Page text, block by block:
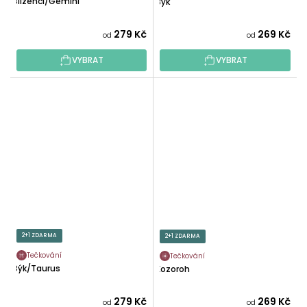
od 279 Kč
VYBRAT
od 269 Kč
VYBRAT
2+1 ZDARMA
Tečkování
Býk/Taurus
od 279 Kč
2+1 ZDARMA
Tečkování
Kozoroh
od 269 Kč